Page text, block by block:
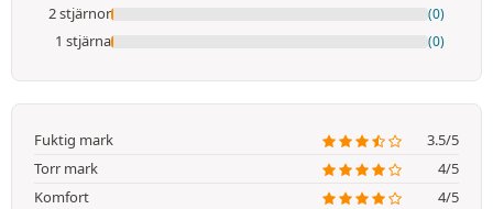
2 stjärnor (0)
1 stjärna (0)
Fuktig mark
3.5/5
Torr mark
4/5
Komfort
4/5